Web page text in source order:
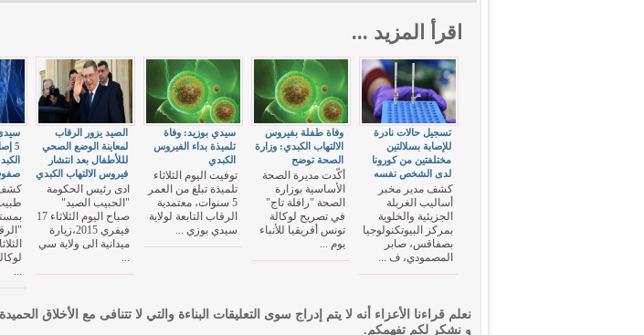
اقرأ المزيد ...
5
...
الصيد يزور الرقاب
لمعاينة الوضع الصحي
لللأطفال بعد انتشار
فيروس الالتهاب الكبدي
ادى رئيس الحكومة
"الحبيب الصيد"
صباح اليوم الثلاثاء 17
فيفري 2015،زيارة
ميدانية الى ولاية سي
...
سيدي بوزيد: وفاة
تلميذة بداء الفيروس
الكبدي
توفيت اليوم الثلاثاء
تلميذة تبلغ من العمر
5 سنوات، معتمدية
الرقاب التابعة لولاية
سيدي بوزي ...
وفاة طفلة بفيروس
الالتهاب الكبدي: وزارة
الصحة توضح
أكّدت مديرة الصحة
الأساسية بوزارة
الصحة "رافلة تاج"
في تصريح لوكالة
تونس أفريقيا للأنباء
يوم ...
تسجيل حالات نادرة
للإصابة بسلالتين
مختلفتين من كورونا
لدى الشخص نفسه
كشف مدير مخبر
أساليب الغربلة
الجزيئية والخلوية
بمركز البيوتكنولوجيا
بصفاقس، صابر
المصمودي، ف ...
نعلم قراءنا الأعزاء أنه لا يتم إدراج سوى التعليقات البناءة والتي لا تتنافى مع الأخلاق الحميدة
و نشكر لكم تفهمكم.